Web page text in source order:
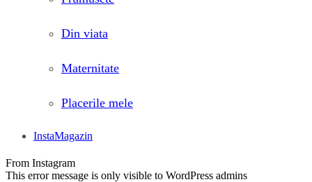
Din viata
Maternitate
Placerile mele
InstaMagazin
From Instagram
This error message is only visible to WordPress admins